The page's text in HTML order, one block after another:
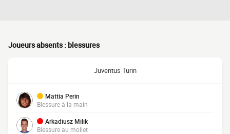
Joueurs absents : blessures
Juventus Turin
Mattia Perin
Blessure à la main
Arkadiusz Milik
Blessure au mollet